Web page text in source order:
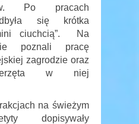
Po pracach
się krótka
ciuchcią”. Na
poznali pracę
zagrodzie oraz
w niej
na świeżym
dopisywały